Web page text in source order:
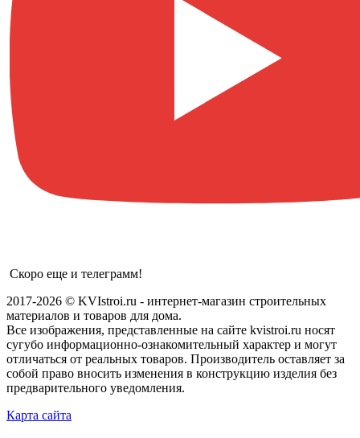
Скоро еще и телеграмм!
2017-2026 © KVIstroi.ru - интернет-магазин строительных
материалов и товаров для дома.
Все изображения, представленные на сайте kvistroi.ru носят
сугубо информационно-ознакомительный характер и могут
отличаться от реальных товаров. Производитель оставляет за
собой право вносить изменения в конструкцию изделия без
предварительного уведомления.
Карта сайта